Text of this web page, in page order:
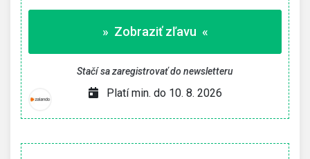
» Zobraziť zľavu «
Stačí sa zaregistrovať do newsletteru
Platí min. do 10. 8. 2026